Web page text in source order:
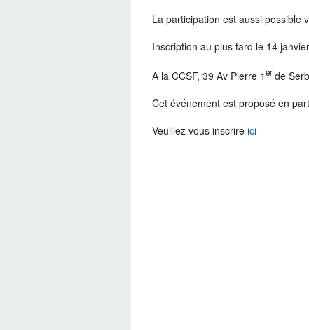
La participation est aussi possible
Inscription au plus tard le 14
A la CCSF, 39 Av Pierre 1erde
Cet événement est proposé en
Veuillez vous inscrire ici